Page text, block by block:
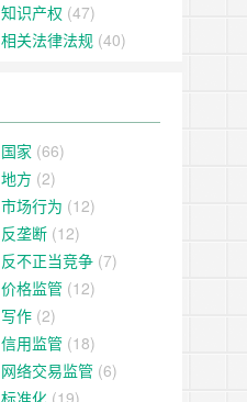
知识产权 (47)
相关法律法规 (40)
国家 (66)
地方 (2)
市场行为 (12)
反垄断 (12)
反不正当竞争 (7)
价格监管 (12)
写作 (2)
信用监管 (18)
网络交易监管 (6)
标准化 (19)